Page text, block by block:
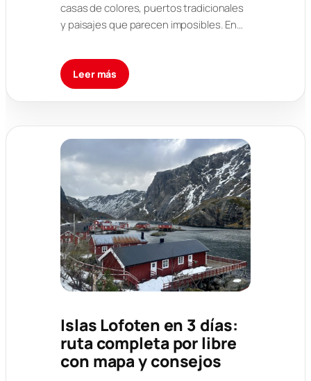
casas de colores, puertos tradicionales
y paisajes que parecen imposibles. En…
Leer más
Islas Lofoten en 3 días:
ruta completa por libre
con mapa y consejos